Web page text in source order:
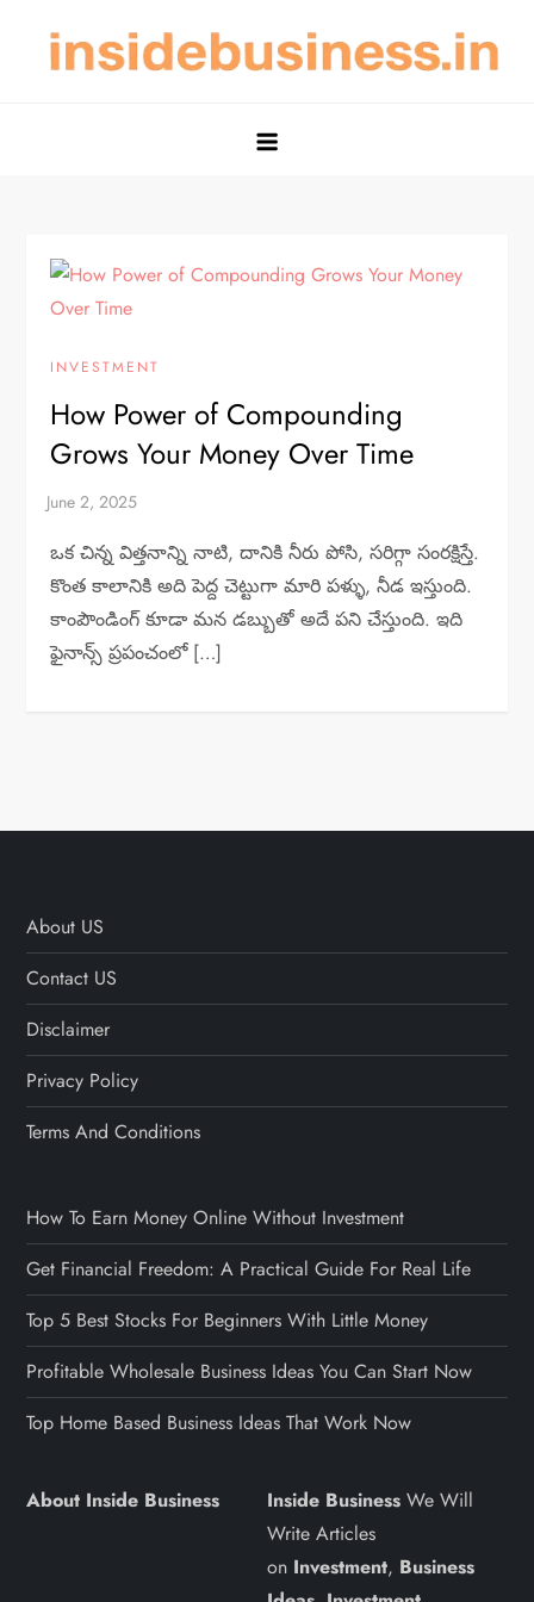
Investment – Insidebusiness.in
INVESTMENT
How Power of Compounding
Grows Your Money Over Time
ఒక చిన్న విత్తనాన్ని నాటి, దానికి నీరు పోసి, సరిగ్గా సంరక్షిస్తే.
కొంత కాలానికి అది పెద్ద చెట్టుగా మారి పళ్ళు, నీడ ఇస్తుంది.
కాంపౌండింగ్ కూడా మన డబ్బుతో అదే పని చేస్తుంది. ఇది
ఫైనాన్స్ ప్రపంచంలో […]
About US
Contact US
Disclaimer
Privacy Policy
Terms And Conditions
How To Earn Money Online Without Investment
Get Financial Freedom: A Practical Guide For Real Life
Top 5 Best Stocks For Beginners With Little Money
Profitable Wholesale Business Ideas You Can Start Now
Top Home Based Business Ideas That Work Now
About Inside Business Inside Business We Will
Write Articles
on Investment, Business